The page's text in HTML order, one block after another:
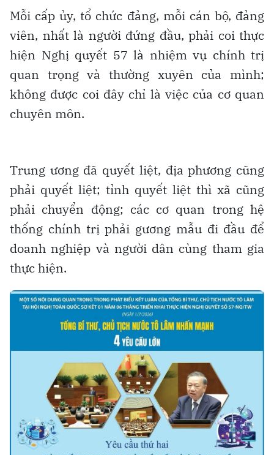
Mỗi cấp ủy, tổ chức đảng, mỗi cán bộ, đảng
viên, nhất là người đứng đầu, phải coi thực
hiện Nghị quyết 57 là nhiệm vụ chính trị
quan trọng và thường xuyên của mình;
không được coi đây chỉ là việc của cơ quan
chuyên môn.
Trung ương đã quyết liệt, địa phương cũng
phải quyết liệt; tỉnh quyết liệt thì xã cũng
phải chuyển động; các cơ quan trong hệ
thống chính trị phải gương mẫu đi đầu để
doanh nghiệp và người dân cùng tham gia
thực hiện.